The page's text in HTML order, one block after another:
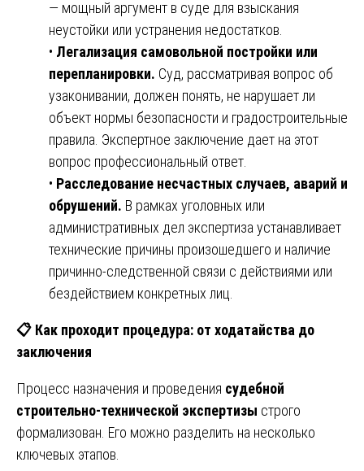
— мощный аргумент в суде для взыскания
неустойки или устранения недостатков.
• Легализация самовольной постройки или
перепланировки. Суд, рассматривая вопрос об
узаконивании, должен понять, не нарушает ли
объект нормы безопасности и градостроительные
правила. Экспертное заключение дает на этот
вопрос профессиональный ответ.
• Расследование несчастных случаев, аварий и
обрушений. В рамках уголовных или
административных дел экспертиза устанавливает
технические причины произошедшего и наличие
причинно-следственной связи с действиями или
бездействием конкретных лиц.
📋 Как проходит процедура: от ходатайства до
заключения
Процесс назначения и проведения судебной
строительно-технической экспертизы строго
формализован. Его можно разделить на несколько
ключевых этапов.